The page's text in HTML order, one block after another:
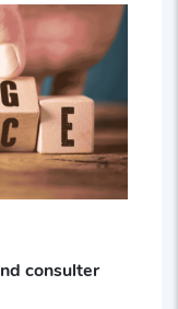
consulter